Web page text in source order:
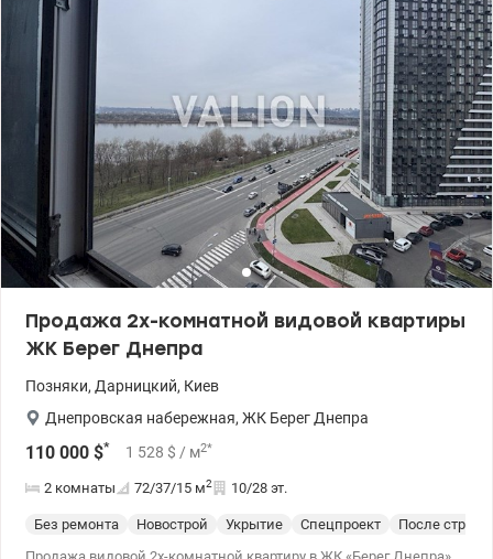
сады, набережная Днепра. Останов городского транспорта в 3
минутах. До метро Левобережная или Осокорки 10-15 мин.
городским транспортом. До центра города 10 мин. на авто. Цена:
73000у.е. 0505077158 Марина Valion.ua /1145480
Продажа 2х-комнатной видовой квартиры
ЖК Берег Днепра
Позняки, Дарницкий, Киев
Днепровская набережная, ЖК Берег Днепра
110 000 $* 1 528 $ / м2*
2 комнаты 72/37/15 м2 10/28 эт.
Без ремонта Новострой Укрытие Спецпроект
После